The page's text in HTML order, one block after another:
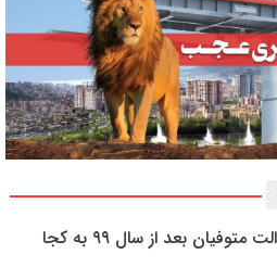
انتقال سهام عدالت متوفیان بعد از سال ۹۹ به کجا